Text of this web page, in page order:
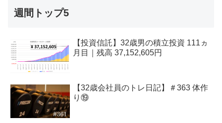
週間トップ5
【投資信託】32歳男の積立投資 111ヵ
月目｜残高 37,152,605円
【32歳会社員のトレ日記】＃363 体作
り⑲